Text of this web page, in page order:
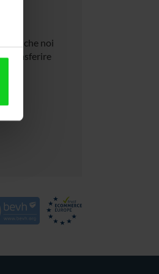
anche noi
di trasferire